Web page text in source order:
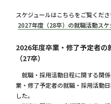
スケジュールはこちらをご覧くださ
2027年度（28卒）の就職活動スケ
2026年度卒業・修了予定者
（27卒）
就職・採用活動日程に関する関
業・修了予定者の就職・採用活動
した。